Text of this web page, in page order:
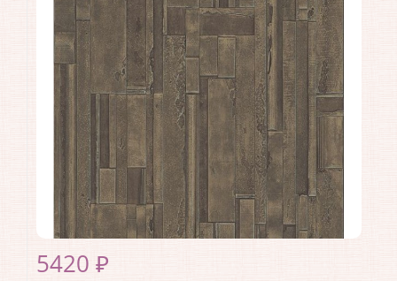
Материал покрытия: Акриловое
Страна:США
Материал основы: Бумага
Раппорт:<>
5420 ₽